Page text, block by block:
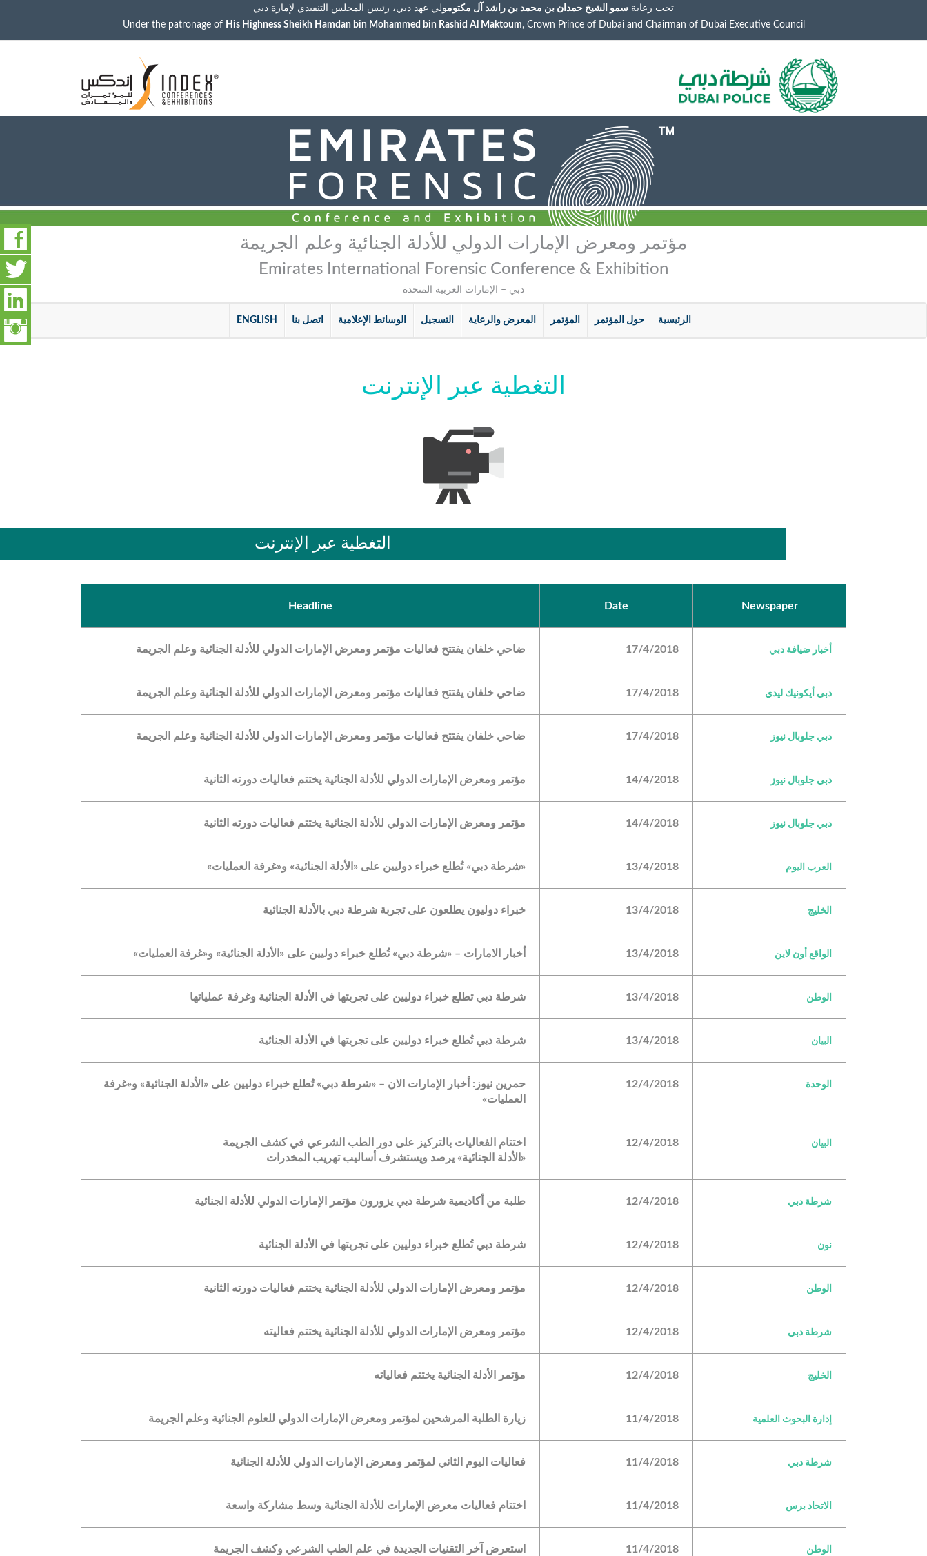
تحت رعاية سمو الشيخ حمدان بن محمد بن راشد آل مكتومولي عهد دبي، رئيس المجلس التنفيذي لإمارة دبي
Under the patronage of His Highness Sheikh Hamdan bin Mohammed bin Rashid Al Maktoum, Crown Prince of Dubai and Chairman of Dubai Executive Council
مؤتمر ومعرض الإمارات الدولي للأدلة الجنائية وعلم الجريمة
Emirates International Forensic Conference & Exhibition
دبي – الإمارات العربية المتحدة
الرئيسية حول المؤتمر المؤتمر المعرض والرعاية التسجيل الوسائط الإعلامية اتصل بنا ENGLISH
التغطية عبر الإنترنت
التغطية عبر الإنترنت
Newspaper
Date
Headline
أخبار ضيافة دبي 17/4/2018 ضاحي خلفان يفتتح فعاليات مؤتمر ومعرض الإمارات الدولي للأدلة الجنائية وعلم الجريمة
دبي أيكونيك ليدي 17/4/2018 ضاحي خلفان يفتتح فعاليات مؤتمر ومعرض الإمارات الدولي للأدلة الجنائية وعلم الجريمة
دبي جلوبال نيوز 17/4/2018 ضاحي خلفان يفتتح فعاليات مؤتمر ومعرض الإمارات الدولي للأدلة الجنائية وعلم الجريمة
دبي جلوبال نيوز 14/4/2018 مؤتمر ومعرض الإمارات الدولي للأدلة الجنائية يختتم فعاليات دورته الثانية
دبي جلوبال نيوز 14/4/2018 مؤتمر ومعرض الإمارات الدولي للأدلة الجنائية يختتم فعاليات دورته الثانية
العرب اليوم 13/4/2018 «شرطة دبي» تُطلع خبراء دوليين على «الأدلة الجنائية» و«غرفة العمليات»
الخليج 13/4/2018 خبراء دوليون يطلعون على تجربة شرطة دبي بالأدلة الجنائية
الواقع أون لاين 13/4/2018 أخبار الامارات – «شرطة دبي» تُطلع خبراء دوليين على «الأدلة الجنائية» و«غرفة العمليات»
الوطن 13/4/2018 شرطة دبي تطلع خبراء دوليين على تجربتها في الأدلة الجنائية وغرفة عملياتها
البيان 13/4/2018 شرطة دبي تُطلع خبراء دوليين على تجربتها في الأدلة الجنائية
الوحدة 12/4/2018
حمرين نيوز: أخبار الإمارات الان – «شرطة دبي» تُطلع خبراء دوليين على «الأدلة الجنائية» و«غرفة
العمليات»
البيان 12/4/2018
اختتام الفعاليات بالتركيز على دور الطب الشرعي في كشف الجريمة
«الأدلة الجنائية» يرصد ويستشرف أساليب تهريب المخدرات
شرطة دبي 12/4/2018 طلبة من أكاديمية شرطة دبي يزورون مؤتمر الإمارات الدولي للأدلة الجنائية
نون 12/4/2018 شرطة دبي تُطلع خبراء دوليين على تجربتها في الأدلة الجنائية
الوطن 12/4/2018 مؤتمر ومعرض الإمارات الدولي للأدلة الجنائية يختتم فعاليات دورته الثانية
شرطة دبي 12/4/2018 مؤتمر ومعرض الإمارات الدولي للأدلة الجنائية يختتم فعاليته
الخليج 12/4/2018 مؤتمر الأدلة الجنائية يختتم فعالياته
إدارة البحوث العلمية 11/4/2018 زيارة الطلبة المرشحين لمؤتمر ومعرض الإمارات الدولي للعلوم الجنائية وعلم الجريمة
شرطة دبي 11/4/2018 فعاليات اليوم الثاني لمؤتمر ومعرض الإمارات الدولي للأدلة الجنائية
الاتحاد برس 11/4/2018 اختتام فعاليات معرض الإمارات للأدلة الجنائية وسط مشاركة واسعة
الوطن 11/4/2018
استعرض آخر التقنيات الجديدة في علم الطب الشرعي وكشف الجريمة